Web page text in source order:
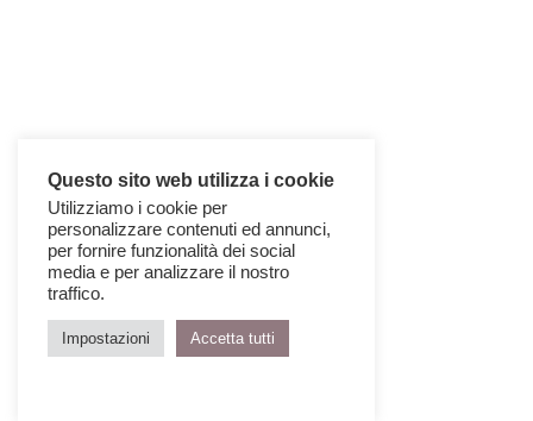
Questo sito web utilizza i cookie
Utilizziamo i cookie per
personalizzare contenuti ed annunci,
per fornire funzionalità dei social
media e per analizzare il nostro
traffico.
Impostazioni Accetta tutti